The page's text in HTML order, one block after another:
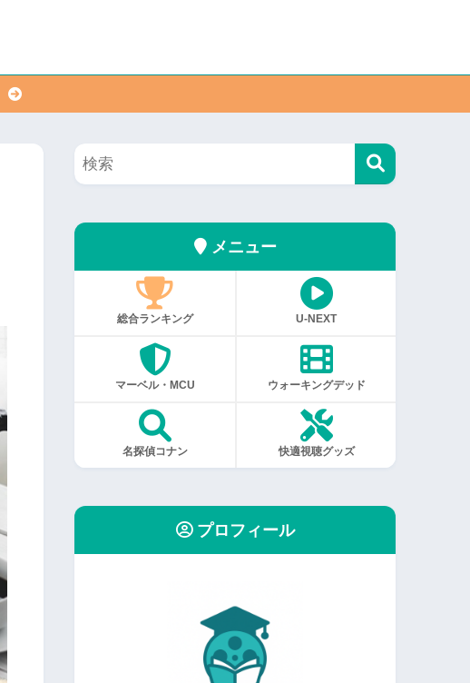
メニュー
総合ランキング U-NEXT
マーベル・MCU ウォーキングデッド
名探偵コナン 快適視聴グッズ
プロフィール